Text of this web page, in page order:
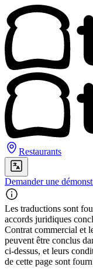
Restaurants
Demander une
Les traductions sont
accords juridiques
Contrat commercial et
peuvent être conclus
ci-dessus, et leurs
de cette page sont